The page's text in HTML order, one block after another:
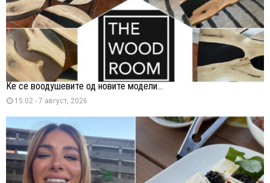
Ќе се воодушевите од новите модели...
15:02 - 7 август, 2026